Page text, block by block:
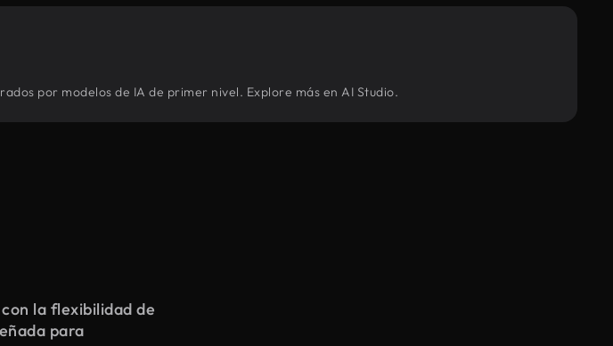
por modelos de IA de primer nivel. Explore más en AI Studio.
la flexibilidad de
para